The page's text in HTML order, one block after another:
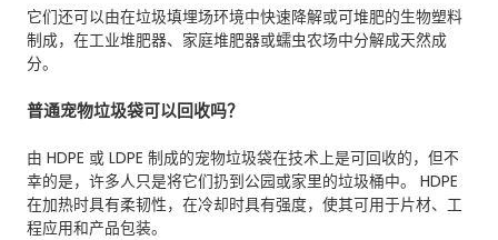
它们还可以由在垃圾填埋场环境中快速降解或可堆肥的生物塑料
制成，在工业堆肥器、家庭堆肥器或蠕虫农场中分解成天然成
分。
普通宠物垃圾袋可以回收吗？
由 HDPE 或 LDPE 制成的宠物垃圾袋在技术上是可回收的，但不
幸的是，许多人只是将它们扔到公园或家里的垃圾桶中。 HDPE
在加热时具有柔韧性，在冷却时具有强度，使其可用于片材、工
程应用和产品包装。​